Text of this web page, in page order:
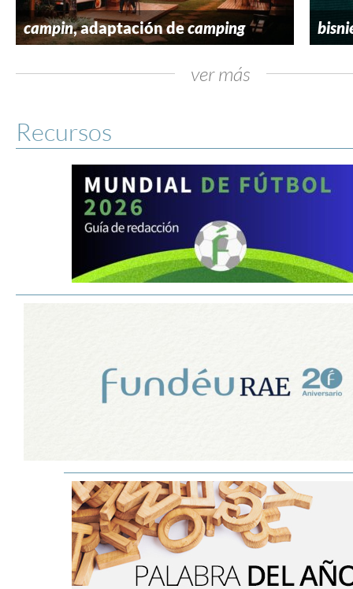
campin, adaptación decamping
ver más
Recursos